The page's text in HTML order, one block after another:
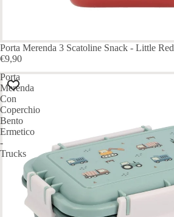
Porta Merenda 3 Scatoline Snack - Little Red
€9,90
Porta
Merenda
Con
Coperchio
Bento
Ermetico
-
Trucks